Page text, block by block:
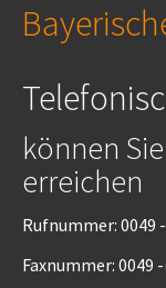
können
erreichen
Rufnummer: 0049
Faxnummer: 0049